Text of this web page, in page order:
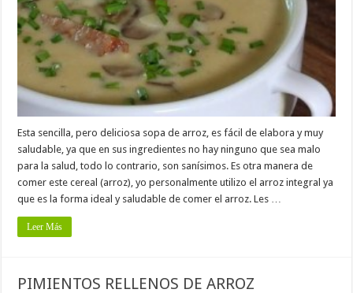
Esta sencilla, pero deliciosa sopa de arroz, es fácil de elabora y muy
saludable, ya que en sus ingredientes no hay ninguno que sea malo
para la salud, todo lo contrario, son sanísimos. Es otra manera de
comer este cereal (arroz), yo personalmente utilizo el arroz integral ya
que es la forma ideal y saludable de comer el arroz. Les …
Leer Más
PIMIENTOS RELLENOS DE ARROZ